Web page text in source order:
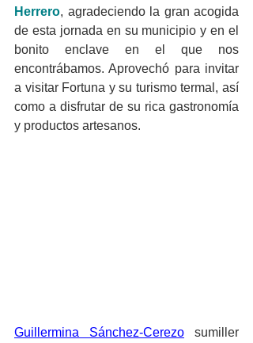
Herrero, agradeciendo la gran acogida
de esta jornada en su municipio y en el
bonito enclave en el que nos
encontrábamos. Aprovechó para invitar
a visitar Fortuna y su turismo termal, así
como a disfrutar de su rica gastronomía
y productos artesanos.
Guillermina Sánchez-Cerezo sumiller